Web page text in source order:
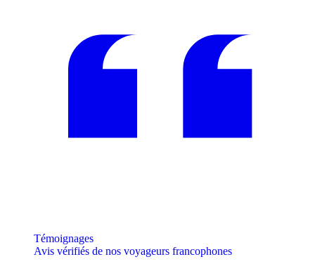
Témoignages
Avis vérifiés de nos voyageurs francophones